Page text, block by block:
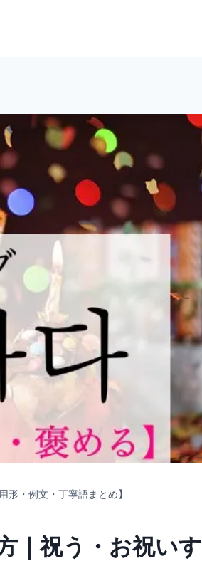
・例文・丁寧語まとめ】
｜祝う・お祝いす